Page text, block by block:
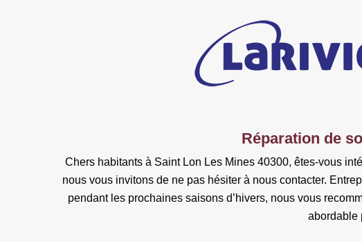
Réparation de
Chers habitants à Saint Lon Les Mines 40300, êtes-vous
nous vous invitons de ne pas hésiter à nous contacter.
pendant les prochaines saisons d’hivers, nous vous
abordable